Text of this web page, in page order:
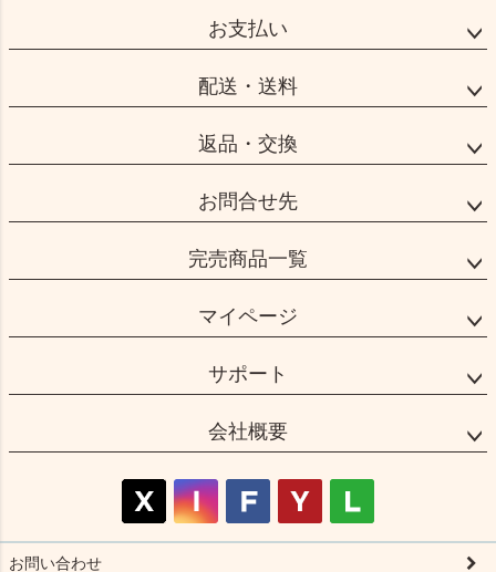
ップ
お支払い
配送・送料
返品・交換
お問合せ先
完売商品一覧
マイページ
サポート
会社概要
お問い合わせ